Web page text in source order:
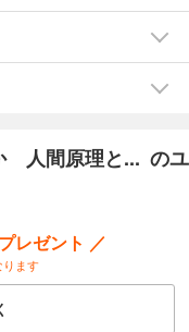
人間原理と... のユ
レゼント ／
ます